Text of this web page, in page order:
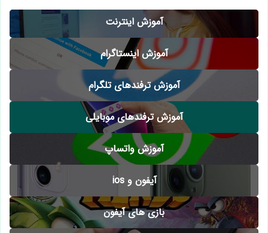
آموزش اینترنت
آموزش اینستاگرام
آموزش ترفندهای تلگرام
آموزش ترفندهای موبایلی
آموزش واتساپ
آیفون و ios
بازی های آیفون